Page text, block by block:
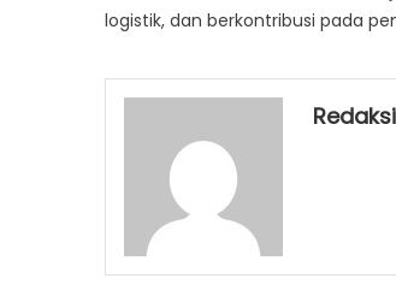
logistik, dan berkontribusi pada
Redaksi